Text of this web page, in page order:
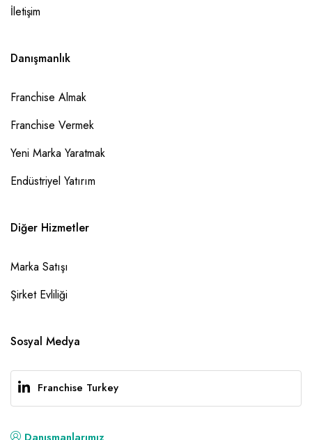
İletişim
Danışmanlık
Franchise Almak
Franchise Vermek
Yeni Marka Yaratmak
Endüstriyel Yatırım
Diğer Hizmetler
Marka Satışı
Şirket Evliliği
Sosyal Medya
Franchise Turkey